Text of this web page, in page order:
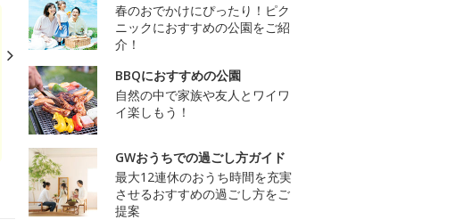
春のおでかけにぴったり！ピク
ニックにおすすめの公園をご紹
介！
BBQにおすすめの公園
自然の中で家族や友人とワイワ
イ楽しもう！
GWおうちでの過ごし方ガイド
最大12連休のおうち時間を充実
させるおすすめの過ごし方をご
提案